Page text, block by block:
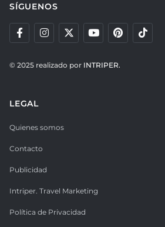
SÍGUENOS
© 2025 realizado por INTRIPER.
LEGAL
Quienes somos
Contacto
Publicidad
Intriper. Travel Marketing
Política de Privacidad